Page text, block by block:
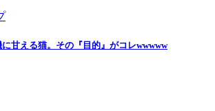
に甘える猫。その『目的』がコレwwwww